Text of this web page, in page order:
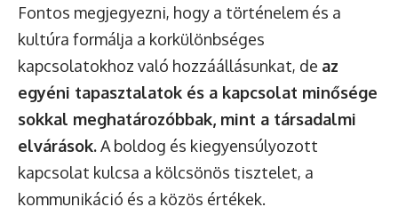
Fontos megjegyezni, hogy a történelem és a
kultúra formálja a korkülönbséges
kapcsolatokhoz való hozzáállásunkat, de az
egyéni tapasztalatok és a kapcsolat minősége
sokkal meghatározóbbak, mint a társadalmi
elvárások.A boldog és kiegyensúlyozott
kapcsolat kulcsa a kölcsönös tisztelet, a
kommunikáció és a közös értékek.